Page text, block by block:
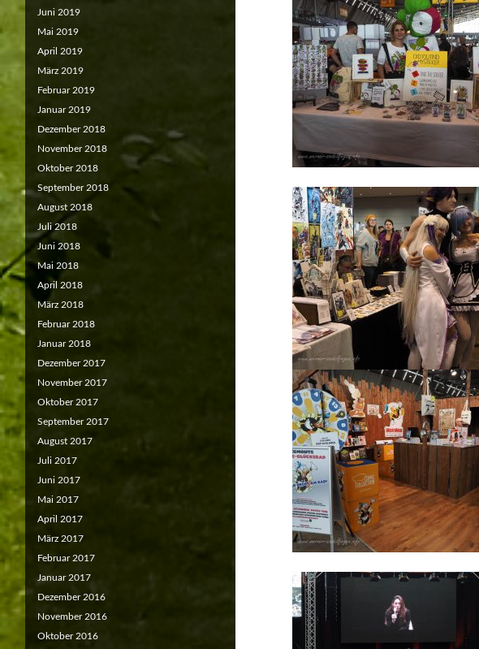
Juni 2019
Mai 2019
April 2019
März 2019
Februar 2019
Januar 2019
Dezember 2018
November 2018
Oktober 2018
September 2018
August 2018
Juli 2018
Juni 2018
Mai 2018
April 2018
März 2018
Februar 2018
Januar 2018
Dezember 2017
November 2017
Oktober 2017
September 2017
August 2017
Juli 2017
Juni 2017
Mai 2017
April 2017
März 2017
Februar 2017
Januar 2017
Dezember 2016
November 2016
Oktober 2016